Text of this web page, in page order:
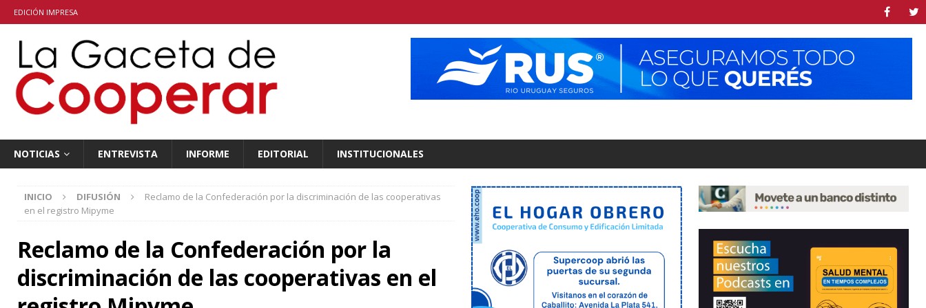
EDICIÓN IMPRESA
NOTICIAS ENTREVISTA INFORME EDITORIAL INSTITUCIONALES
INICIO DIFUSIÓN
Reclamo de la Confederación por la discriminación de las cooperativas
en el registro Mipyme
Reclamo de la Confederación por la
discriminación de las cooperativas en el